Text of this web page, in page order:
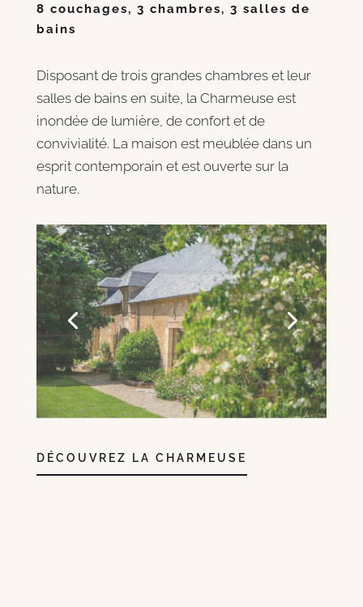
8 couchages, 3 chambres, 3 salles de
bains
Disposant de trois grandes chambres et leur
salles de bains en suite, la Charmeuse est
inondée de lumière, de confort et de
convivialité. La maison est meublée dans un
esprit contemporain et est ouverte sur la
nature.
DÉCOUVREZ LA CHARMEUSE